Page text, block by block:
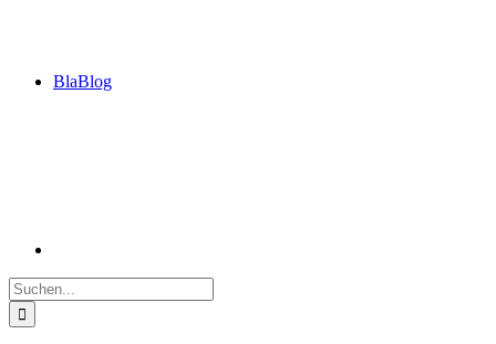
BlaBlog
Suche
nach: